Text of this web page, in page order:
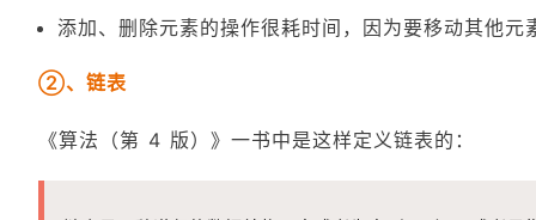
添加、删除元素的操作很耗时间，因为要移动其他元
②、链表
《算法（第 4 版）》一书中是这样定义链表的：